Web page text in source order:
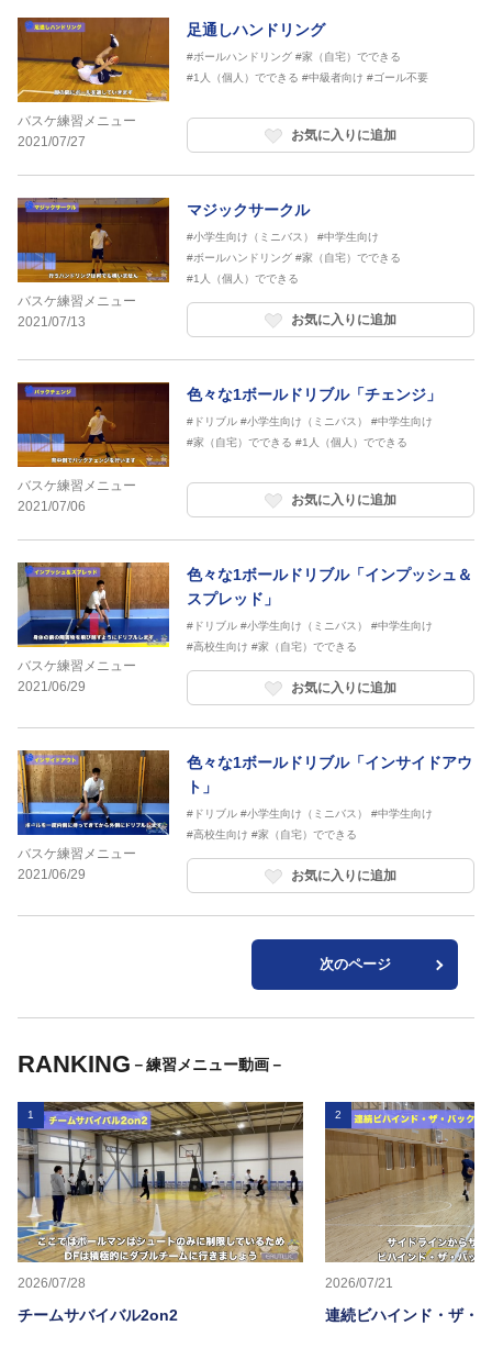
バスケ練習メニュー
2021/07/27
足通しハンドリング
#ボールハンドリング #家（自宅）でできる
#1人（個人）でできる #中級者向け #ゴール不要
お気に入りに追加
バスケ練習メニュー
2021/07/13
マジックサークル
#小学生向け（ミニバス）
#中学生向け
#ボールハンドリング #家（自宅）でできる
#1人（個人）でできる
お気に入りに追加
バスケ練習メニュー
2021/07/06
色々な1ボールドリブル「チェンジ」
#ドリブル #小学生向け（ミニバス）
#中学生向け
#家（自宅）でできる #1人（個人）でできる
お気に入りに追加
バスケ練習メニュー
2021/06/29
色々な1ボールドリブル「インプッシュ＆
スプレッド」
#ドリブル #小学生向け（ミニバス）
#中学生向け
#高校生向け #家（自宅）でできる
お気に入りに追加
バスケ練習メニュー
2021/06/29
色々な1ボールドリブル「インサイドアウ
ト」
#ドリブル #小学生向け（ミニバス）
#中学生向け
#高校生向け #家（自宅）でできる
お気に入りに追加
次のページ
RANKING －練習メニュー動画－
1
2026/07/28
チームサバイバル2on2
2
2026/07/21
連続ビハインド・ザ・